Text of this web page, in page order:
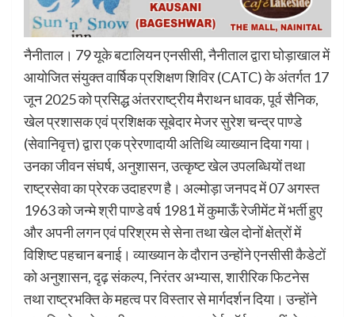
नैनीताल। 79 यूके बटालियन एनसीसी, नैनीताल द्वारा घोड़ाखाल में
आयोजित संयुक्त वार्षिक प्रशिक्षण शिविर (CATC) के अंतर्गत 17
जून 2025 को प्रसिद्ध अंतरराष्ट्रीय मैराथन धावक, पूर्व सैनिक,
खेल प्रशासक एवं प्रशिक्षक सूबेदार मेजर सुरेश चन्द्र पाण्डे
(सेवानिवृत्त) द्वारा एक प्रेरणादायी अतिथि व्याख्यान दिया गया।
उनका जीवन संघर्ष, अनुशासन, उत्कृष्ट खेल उपलब्धियों तथा
राष्ट्रसेवा का प्रेरक उदाहरण है। अल्मोड़ा जनपद में 07 अगस्त
1963 को जन्मे श्री पाण्डे वर्ष 1981 में कुमाऊँ रेजीमेंट में भर्ती हुए
और अपनी लगन एवं परिश्रम से सेना तथा खेल दोनों क्षेत्रों में
विशिष्ट पहचान बनाई। व्याख्यान के दौरान उन्होंने एनसीसी कैडेटों
को अनुशासन, दृढ़ संकल्प, निरंतर अभ्यास, शारीरिक फिटनेस
तथा राष्ट्रभक्ति के महत्व पर विस्तार से मार्गदर्शन दिया। उन्होंने